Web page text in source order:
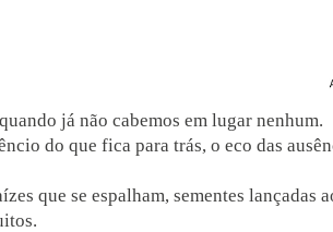
já não cabemos em lugar nenhum.
do que fica para trás, o eco das
que se espalham, sementes lançadas